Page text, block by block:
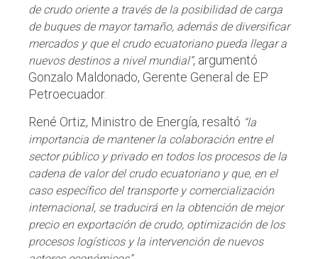
de crudo oriente a través de la posibilidad de carga
de buques de mayor tamaño, además de diversificar
mercados y que el crudo ecuatoriano pueda llegar a
nuevos destinos a nivel mundial”, argumentó
Gonzalo Maldonado, Gerente General de EP
Petroecuador.
René Ortiz, Ministro de Energía, resaltó “la
importancia de mantener la colaboración entre el
sector público y privado en todos los procesos de la
cadena de valor del crudo ecuatoriano y que, en el
caso específico del transporte y comercialización
internacional, se traducirá en la obtención de mejor
precio en exportación de crudo, optimización de los
procesos logísticos y la intervención de nuevos